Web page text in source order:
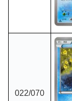
022/070